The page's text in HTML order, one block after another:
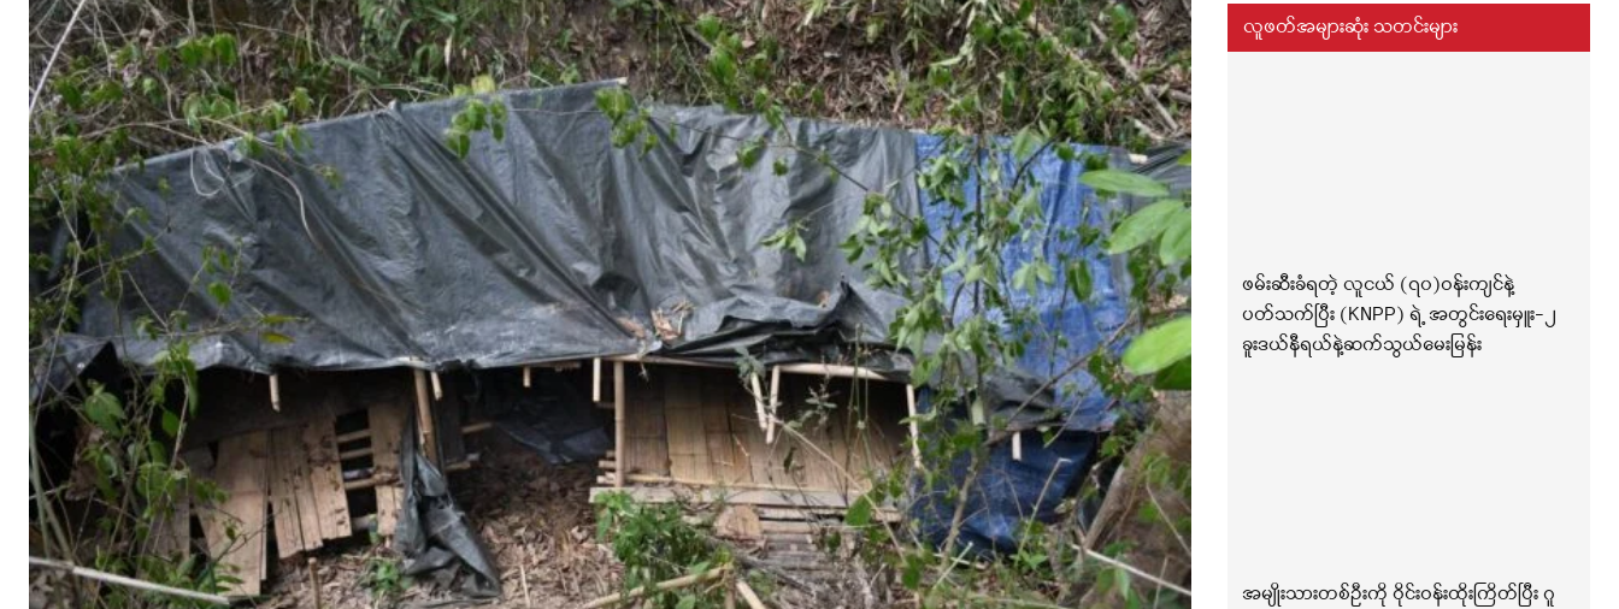
လူဖတ်အများဆုံး သတင်းများ
ဖမ်းဆီးခံရတဲ့ လူငယ် (၇၀)ဝန်းကျင်နဲ့
ပတ်သက်ပြီး (KNPP) ရဲ့ အတွင်းရေးမှူး-၂
ခူးဒယ်နီရယ်နဲ့ဆက်သွယ်မေးမြန်း
အမျိုးသားတစ်ဦးကို ဝိုင်းဝန်းထိုးကြိတ်ပြီး ဂူ